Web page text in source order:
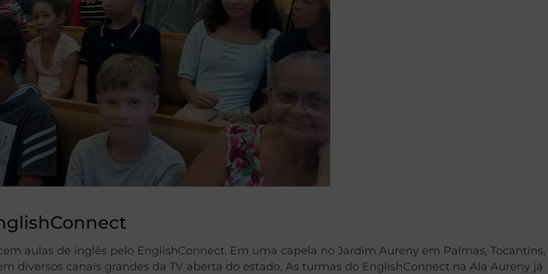
aulas de inglês pelo EnglishConnect. Em uma capela no Jardim Aureny em Palmas, Tocantins,
diversos canais grandes da TV aberta do estado. As turmas do EnglishConnect na Ala Aureny já